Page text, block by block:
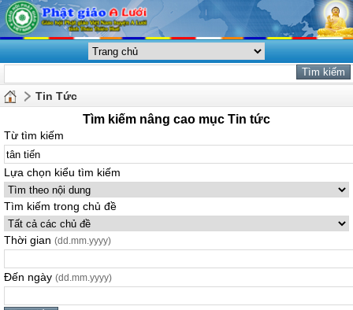
Tin Tức
Tìm kiếm nâng cao mục Tin tức
Từ tìm kiếm
Lựa chọn kiểu tìm kiếm
Tìm kiếm trong chủ đề
Thời gian (dd.mm.yyyy)
Đến ngày (dd.mm.yyyy)